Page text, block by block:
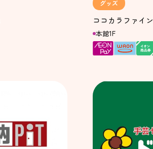
グッズ
ココカラファイン
本館1F